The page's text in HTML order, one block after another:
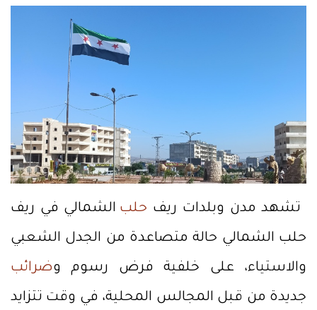
تشهد مدن وبلدات ريف حلب الشمالي في ريف
حلب الشمالي حالة متصاعدة من الجدل الشعبي
والاستياء، على خلفية فرض رسوم وضرائب
جديدة من قبل المجالس المحلية، في وقت تتزايد